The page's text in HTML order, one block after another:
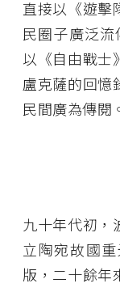
直接以《遊擊
民圈子廣泛
以《自由戰士
盧克薩的回憶
民間廣為傳閱
九十年代初，
立陶宛故國
版，二十餘年